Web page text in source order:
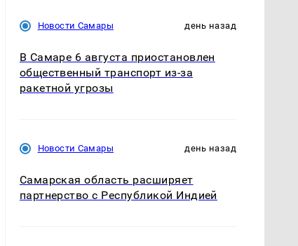
Все новости по
падению вертолета на
было с 1945: чего
Новости Самары день назад
В Самаре 6 августа приостановлен
общественный транспорт из-за
ракетной угрозы
Новости Самары день назад
Самарская область расширяет
партнерство с Республикой Индией